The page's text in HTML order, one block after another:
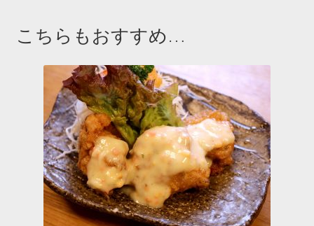
こちらもおすすめ…